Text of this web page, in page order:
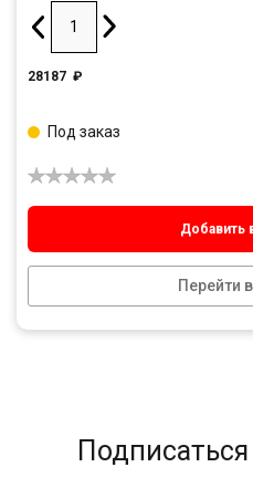
28187 ₽
Добавить
Перейти
Под заказ